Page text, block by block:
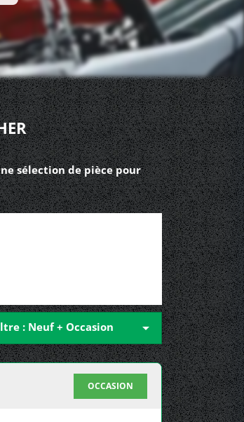
sélection de pièce pour
: Neuf + Occasion 
OCCASION